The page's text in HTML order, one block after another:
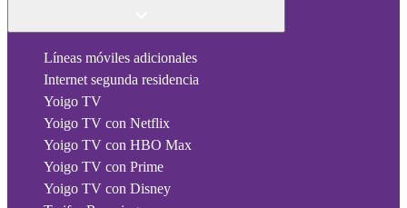
Líneas móviles adicionales
Internet segunda residencia
Yoigo TV
Yoigo TV con Netflix
Yoigo TV con HBO Max
Yoigo TV con Prime
Yoigo TV con Disney